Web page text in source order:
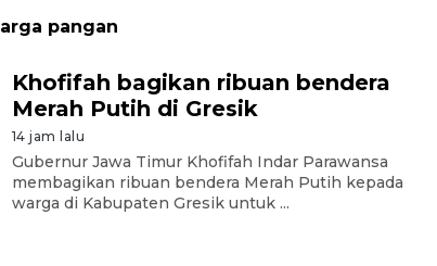
pangan
Khofifah bagikan ribuan bendera
Merah Putih di Gresik
14 jam lalu
Gubernur Jawa Timur Khofifah Indar Parawansa
membagikan ribuan bendera Merah Putih kepada
warga di Kabupaten Gresik untuk ...